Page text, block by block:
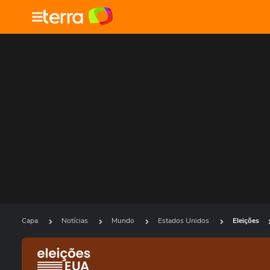
Capa Notícias Mundo Estados Unidos Eleições